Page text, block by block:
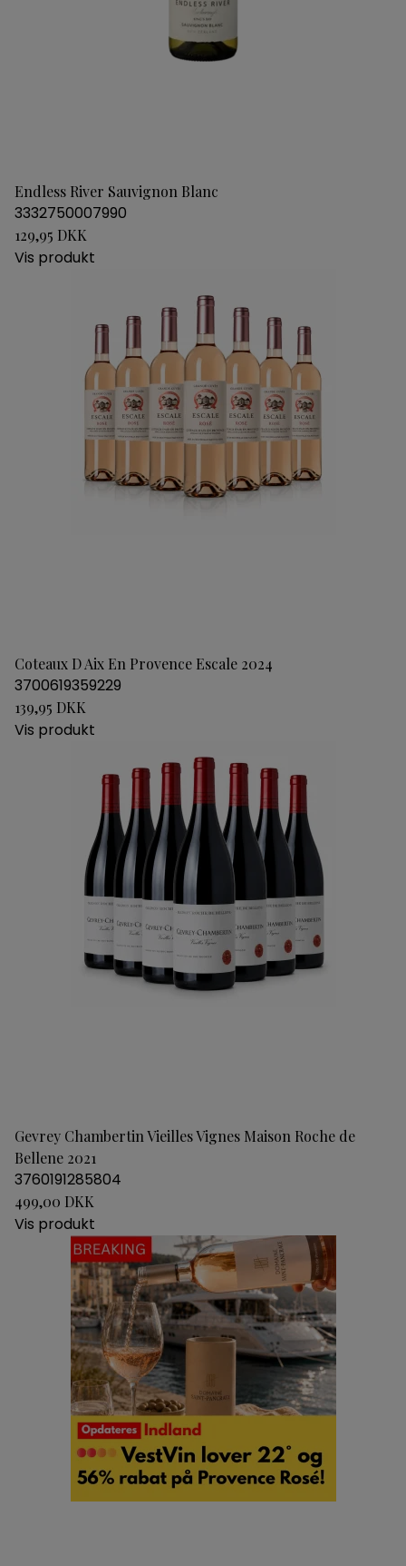
Endless River Sauvignon Blanc
3332750007990
129,95 DKK
Vis produkt
Coteaux D Aix En Provence Escale 2024
3700619359229
139,95 DKK
Vis produkt
Gevrey Chambertin Vieilles Vignes Maison Roche de
Bellene 2021
3760191285804
499,00 DKK
Vis produkt